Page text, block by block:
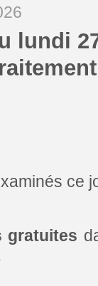
lundi
ce
gratuites